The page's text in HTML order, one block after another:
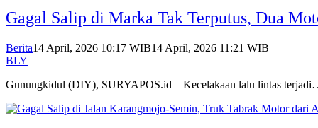
Gagal Salip di Marka Tak Terputus, Dua
Berita14 April, 2026 10:17 WIB14 April, 2026 11:21 WIB
BLY
Gunungkidul (DIY), SURYAPOS.id – Kecelakaan lalu lintas